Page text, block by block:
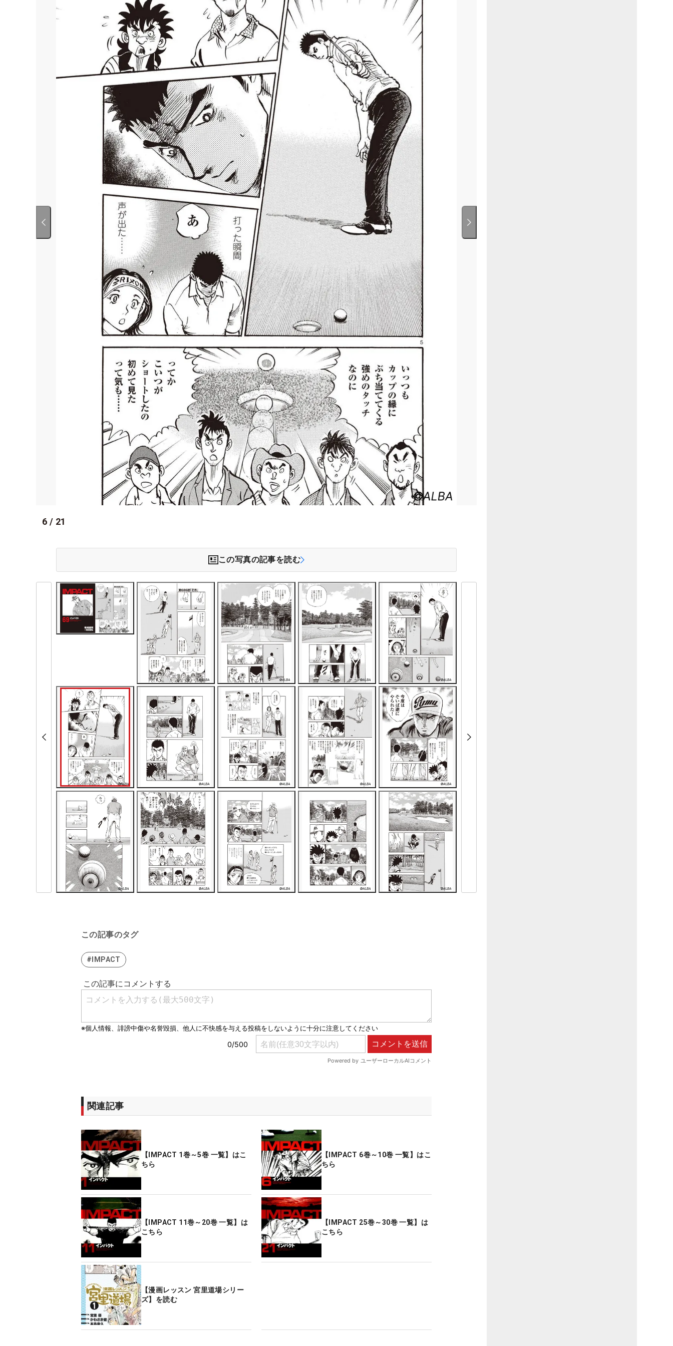
6 / 21
この写真の記事を読む
この記事のタグ
#IMPACT
関連記事
【IMPACT 1巻～5巻 一覧】はこ
ちら
【IMPACT 6巻～10巻 一覧】はこ
ちら
【IMPACT 11巻～20巻 一覧】は
こちら
【IMPACT 25巻～30巻 一覧】は
こちら
【漫画レッスン 宮里道場シリー
ズ】を読む